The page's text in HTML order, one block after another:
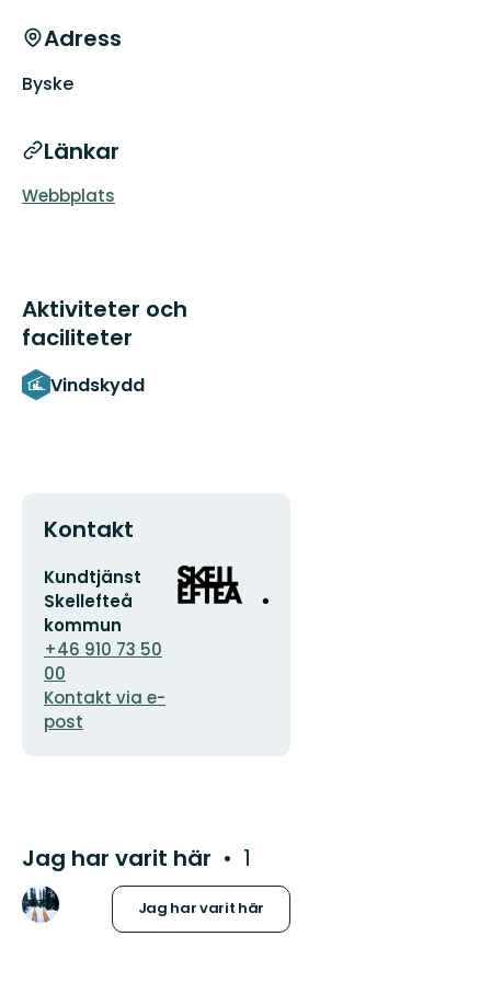
Adress
Byske
Länkar
Webbplats
Aktiviteter och
faciliteter
Vindskydd
Kontakt
E-
postadress
Kundtjänst
Skellefteå
kommun
+46 910 73 50
00
Kontakt via e-
post
Organisationens
logotyp
Jag har varit här 1
Jag har varit här